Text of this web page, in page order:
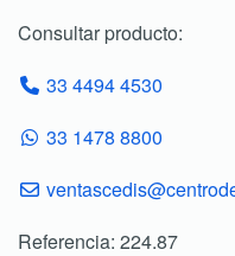
Consultar producto:
33 4494 4530
33 1478 8800
Referencia: 224.87